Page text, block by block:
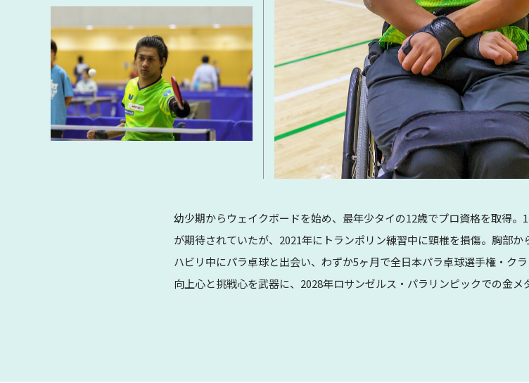
幼少期からウェイクボードを始め、最年少タイの12歳でプロ資格を取得
が期待されていたが、2021年にトランポリン練習中に頸椎を損傷。胸部
ハビリ中にパラ卓球と出会い、わずか5ヶ月で全日本パラ卓球選手権・ク
向上心と挑戦心を武器に、2028年ロサンゼルス・パラリンピックでの金メ